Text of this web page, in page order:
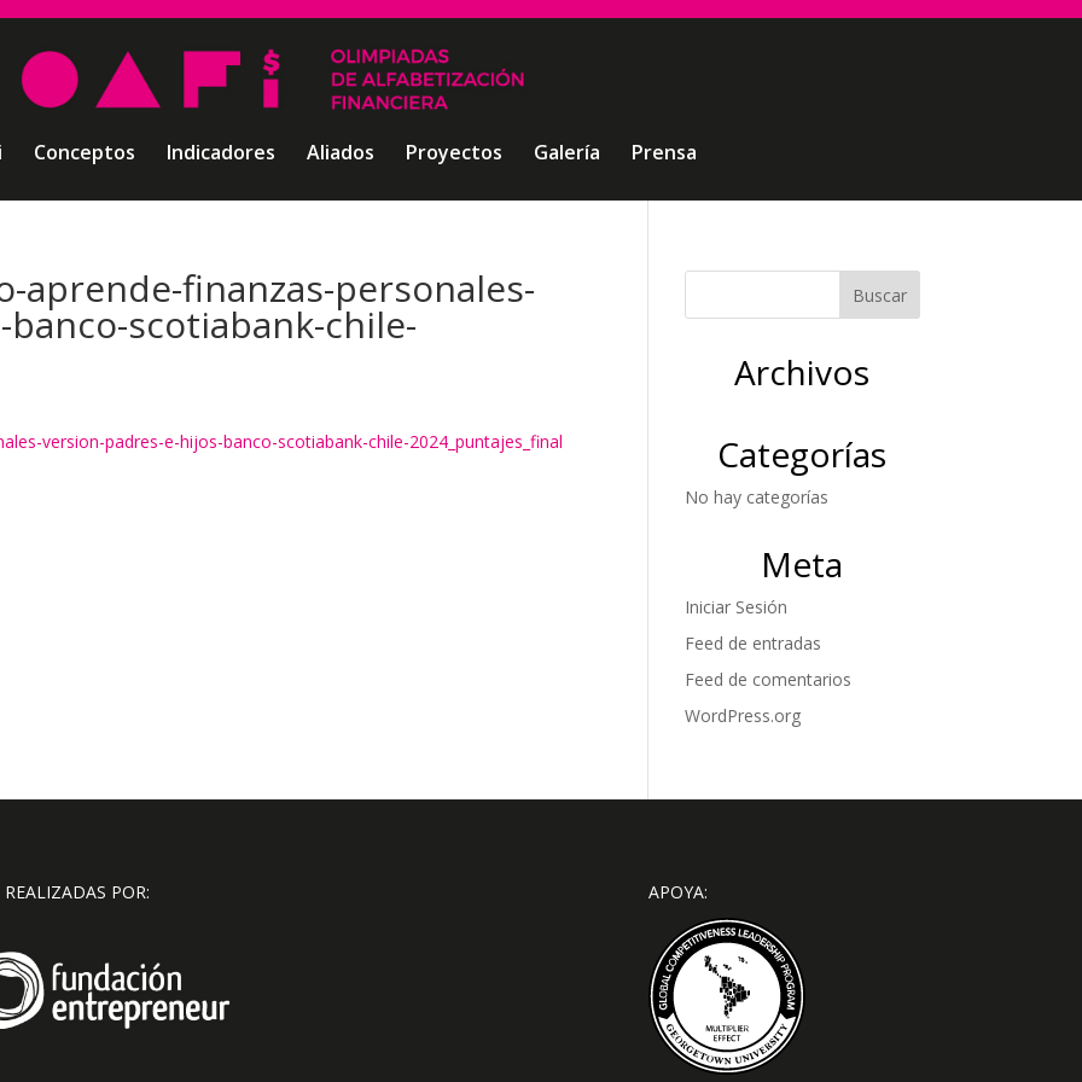
Conceptos Indicadores Aliados Proyectos Galería Prensa
finanzas-personales-
scotiabank-chile-
version-padres-e-hijos-banco-scotiabank-chile-2024_puntajes_final
Archivos
Categorías
No hay categorías
Meta
Iniciar Sesión
Feed de entradas
Feed de comentarios
WordPress.org
POR: APOYA: